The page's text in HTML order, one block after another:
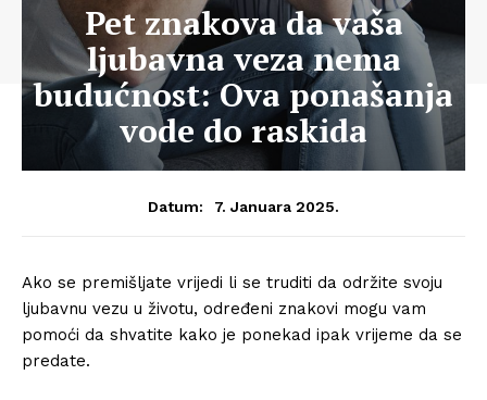
Pet znakova da vaša
ljubavna veza nema
budućnost: Ova ponašanja
vode do raskida
Datum: 7. Januara 2025.
Ako se premišljate vrijedi li se truditi da održite svoju
ljubavnu vezu u životu, određeni znakovi mogu vam
pomoći da shvatite kako je ponekad ipak vrijeme da se
predate.